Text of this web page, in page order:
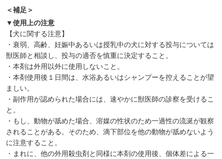
＜補足＞
▼使用上の注意
【犬に関する注意】
・衰弱、高齢、妊娠中あるいは授乳中の犬に対する投与については
獣医師と相談し、投与の適否を慎重に決定すること。
・本剤は外用以外に使用しないこと。
・本剤使用後１日間は、水浴あるいはシャンプーを控えることが望
ましい。
・副作用が認められた場合には、速やかに獣医師の診察を受けるこ
と。
・もし、動物が舐めた場合、溶媒の性状のため一過性の流涎が観察
されることがある。そのため、滴下部位を他の動物が舐めないよう
に注意すること。
・まれに、他の外用殺虫剤と同様に本剤の使用後、個体差による一